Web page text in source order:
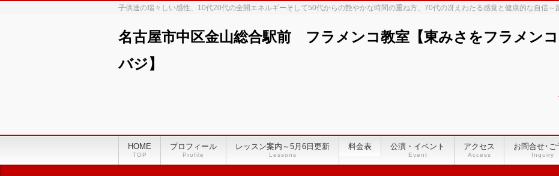
子供達の瑞々しい感性、10代20代の全開エネルギーそして50代からの艶やかな時間の重ね方、70代の冴えわたる感覚と健康的な自信～
名古屋市中区金山総合駅前 フラメンコ教室【東みさをフラメン
バジ】
HOME
TOP
プロフィール
Profile
レッスン案内～5月6日更新
Lessons
料金表 公演・イベント
Event
アクセス
Access
お問合せ･ご
Inquiry
02:00